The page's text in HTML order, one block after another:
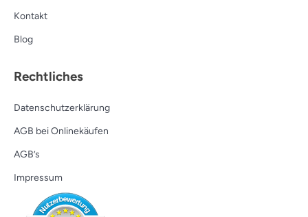
Kontakt
Blog
Rechtliches
Datenschutzerklärung
AGB bei Onlinekäufen
AGB’s
Impressum